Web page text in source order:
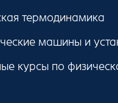
термодинамика
машины и
курсы по